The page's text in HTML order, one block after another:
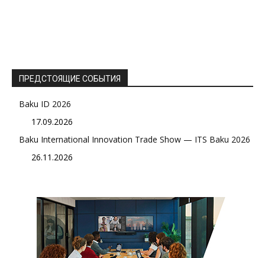
ПРЕДСТОЯЩИЕ СОБЫТИЯ
Baku ID 2026
17.09.2026
Baku International Innovation Trade Show — ITS Baku 2026
26.11.2026